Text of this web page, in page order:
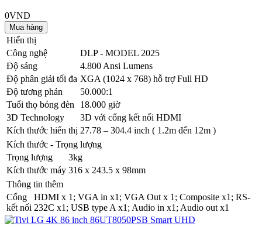
0VND
Hiển thị
Công nghệ
DLP - MODEL 2025
Độ sáng
4.800 Ansi Lumens
Độ phân giải tối đa XGA (1024 x 768) hỗ trợ Full HD
Độ tương phản
50.000:1
Tuổi thọ bóng đèn
18.000 giờ
3D Technology
3D với cổng kết nối HDMI
Kích thước hiển thị 27.78 – 304.4 inch ( 1.2m đến 12m )
Kích thước - Trọng lượng
Trọng lượng
3kg
Kích thước máy 316 x 243.5 x 98mm
Thông tin thêm
Cổng
kết nối
HDMI x 1; VGA in x1; VGA Out x 1; Composite x1; RS-
232C x1; USB type A x1; Audio in x1; Audio out x1